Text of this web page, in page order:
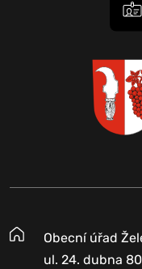
Obecní úřad
ul. 24. dubna 80